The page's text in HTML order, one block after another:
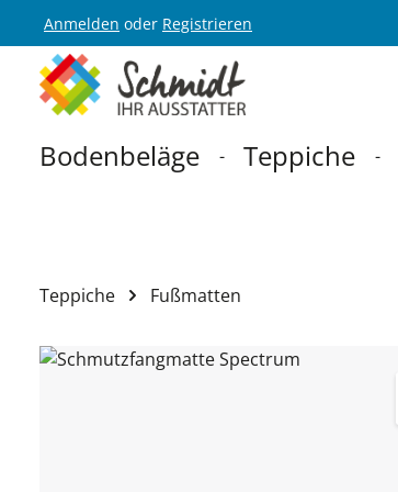
Hauptnavigation springen
Anmelden oder Registrieren
Bodenbeläge Teppiche
Teppiche Fußmatten
Bildergalerie überspringen